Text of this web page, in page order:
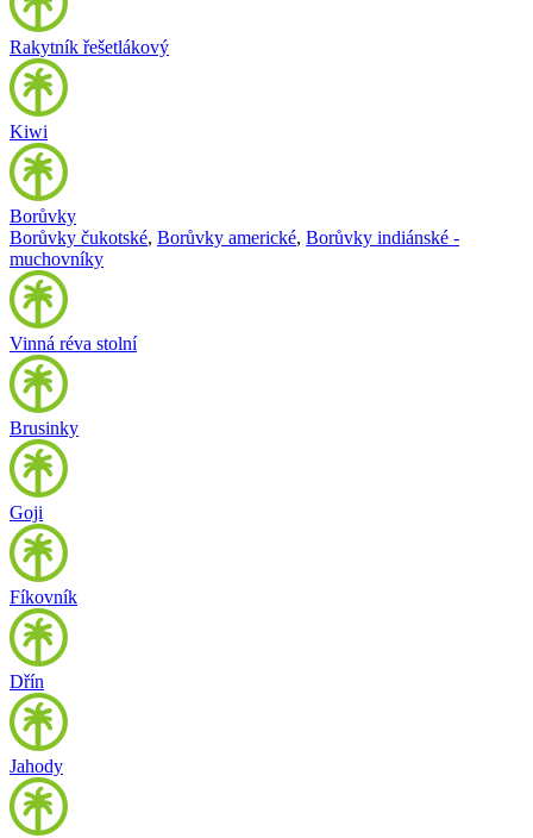
Rakytník řešetlákový
Kiwi
Borůvky
Borůvky čukotské, Borůvky americké, Borůvky indiánské -
muchovníky
Vinná réva stolní
Brusinky
Goji
Fíkovník
Dřín
Jahody